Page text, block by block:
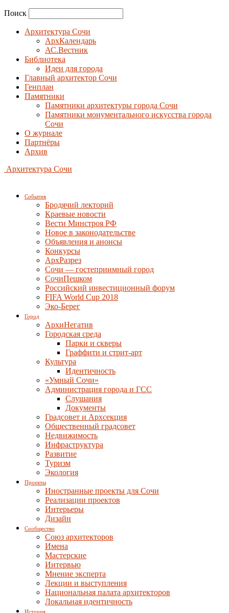
Поиск
Архитектура Сочи
АрхКалендарь
АС.Вестник
Библиотека
Идеи для города
Главный архитектор Сочи
Генплан
Памятники
Памятники архитектуры города Сочи
Памятники монументального искусства города
Сочи
О журнале
Партнёры
Архив
Архитектура Сочи
События
Бродячий лекторий
Краевые новости
Вести Минстроя РФ
Новое в законодательстве
Объявления и анонсы
Конкурсы
АрхРазрез
Сочи — гостеприимный город
СочиПешком
Российский инвестиционный форум
FIFA World Cup 2018
Эко-Берег
Город
АрхиНегатив
Городская среда
Парки и скверы
Граффити и стрит-арт
Культура
Идентичность
«Умный Сочи»
Администрация города и ГСС
Слушания
Документы
Градсовет и Архсекция
Общественный градсовет
Недвижимость
Инфраструктура
Развитие
Туризм
Экология
Проекты
Иностранные проекты для Сочи
Реализации проектов
Интерьеры
Дизайн
Сообщество
Союз архитекторов
Имена
Мастерские
Интервью
Мнение эксперта
Лекции и выступления
Национальная палата архитекторов
Локальная идентичность
История